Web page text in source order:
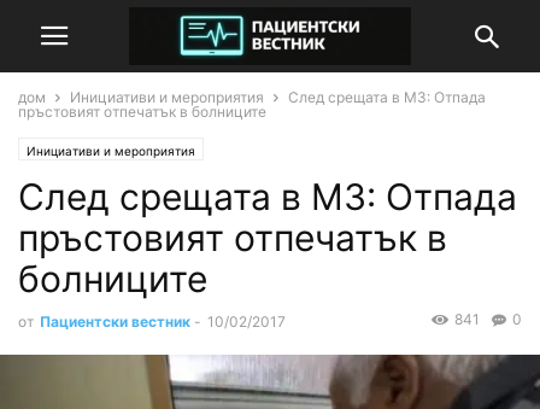
дом Инициативи и мероприятия
След срещата в МЗ: Отпада
пръстовият отпечатък в болниците
Инициативи и мероприятия
След срещата в МЗ: Отпада
пръстовият отпечатък в
болниците
от Пациентски вестник - 10/02/2017 0
841